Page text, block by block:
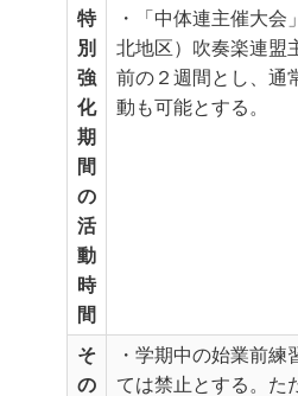
特
別
強
化
期
間
の
活
動
時
間
・「中体連主催大会
北地区）吹奏楽連盟
前の２週間とし、通
動も可能とする。
そ
の
・学期中の始業前練
ては禁止とする。た